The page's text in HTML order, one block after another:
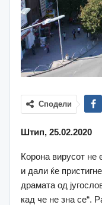
Сподели
Штип, 25.02.2020
Корона вирусот не
и дали ќе
драмата од
кад че не зна се“.